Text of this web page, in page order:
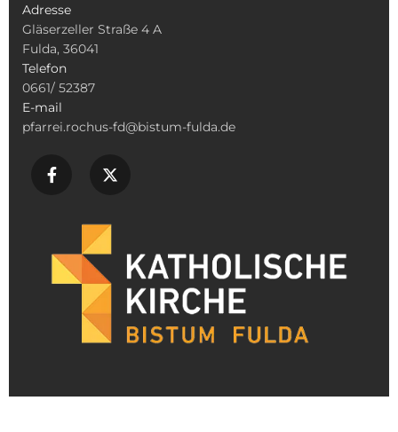
Adresse
Gläserzeller Straße 4 A
Fulda, 36041
Telefon
0661/ 52387
E-mail
pfarrei.rochus-fd@bistum-fulda.de